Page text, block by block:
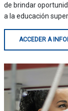
de brindar
a la educación
ACCEDER A